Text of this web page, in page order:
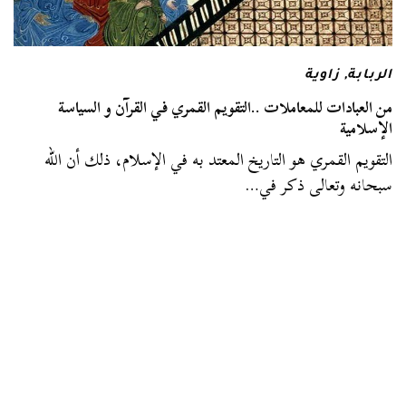
الربابة, زاوية
من العبادات للمعاملات ..التقويم القمري في القرآن و السياسة
الإسلامية
التقويم القمري هو التاريخ المعتد به في الإسلام، ذلك أن الله
سبحانه وتعالى ذكر في…